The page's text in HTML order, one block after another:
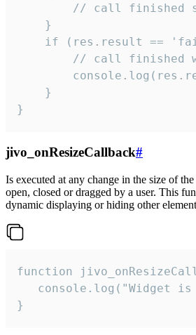
// call finished
    }
if (res.result ==
// call finished
    }
}
jivo_onResizeCallback#
Is executed at any change in the size of
open, closed or dragged by a user. This
dynamic displaying or hiding other
function
console.log("Widget is
}